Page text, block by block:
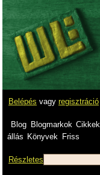
Belépés vagy regisztráció
Blog Blogmarkok Cikkek
állás Könyvek Friss
Részletes